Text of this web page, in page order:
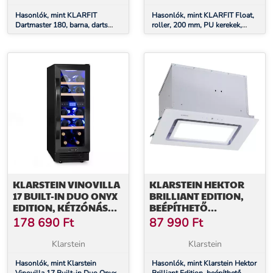
Hasonlók, mint KLARFIT
Dartmaster 180, barna, darts
tábla, darts gép, soft tip, ajtó,
Hasonlók, mint KLARFIT Float,
roller, 200 mm, PU kerekek,
ABAC 7, AS-soft grips
KLARSTEIN VINOVILLA
17 BUILT-IN DUO ONYX
EDITION, KÉTZÓNÁS
BORHŰTŐ, 53 LITER, 17
PALACK, 3 SZÍNŰ LED
VILÁGÍTÁS, ÜVEGAJTÓ
178 690 Ft
Klarstein
Hasonlók, mint Klarstein
KLARSTEIN HEKTOR
BRILLIANT EDITION,
BEÉPÍTHETŐ
PÁRAELSZÍVÓ, 52 CM,
506 M³/Ó,
ÉRINTŐKÉPERNYŐS,
87 990 Ft
Klarstein
Hasonlók, mint Klarstein Hektor